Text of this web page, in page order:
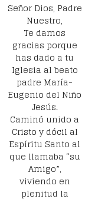
Señor Dios, Padre
Nuestro,
Te damos
gracias porque
has dado a tu
Iglesia al beato
padre María-
Eugenio del Niño
Jesús.
Caminó unido a
Cristo y dócil al
Espíritu Santo al
que llamaba “su
Amigo”,
viviendo en
plenitud la